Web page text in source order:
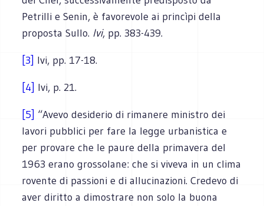
Petrilli e Senin, è favorevole ai princìpi della
proposta Sullo. Ivi, pp. 383-439.
[3] Ivi, pp. 17-18.
[4] Ivi, p. 21.
[5] “Avevo desiderio di rimanere ministro dei
lavori pubblici per fare la legge urbanistica e
per provare che le paure della primavera del
1963 erano grossolane: che si viveva in un clima
rovente di passioni e di allucinazioni. Credevo di
aver diritto a dimostrare non solo la buona